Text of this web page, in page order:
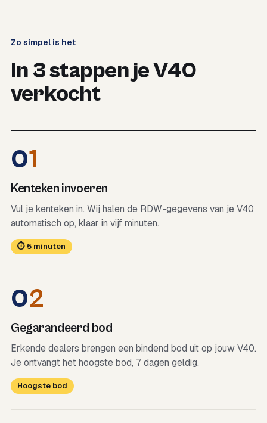
Zo simpel is het
In 3 stappen je V40
verkocht
01
Kenteken invoeren
Vul je kenteken in. Wij halen de RDW-gegevens van je V40
automatisch op, klaar in vijf minuten.
⏱ 5 minuten
02
Gegarandeerd bod
Erkende dealers brengen een bindend bod uit op jouw V40.
Je ontvangt het hoogste bod, 7 dagen geldig.
Hoogste bod